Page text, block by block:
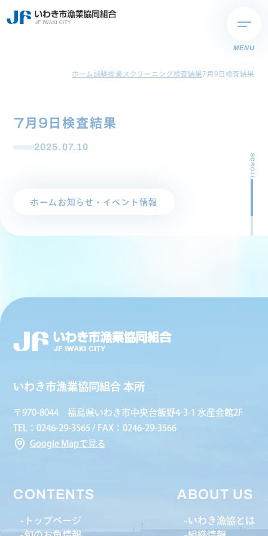
MENU
ホーム試験操業スクリーニング検査結果7月9日検査結果
7月9日検査結果
2025.07.10
ホーム お知らせ・イベント情報
SCROLL
いわき市漁業協同組合 本所
〒970-8044 福島県いわき市中央台飯野4-3-1 水産会館2F
TEL：0246-29-3565 / FAX：0246-29-3566
Google Mapで見る
CONTENTS
トップページ
ABOUT US
いわき漁協とは